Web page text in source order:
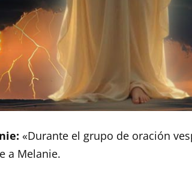
«Durante el grupo de oración
a Melanie.